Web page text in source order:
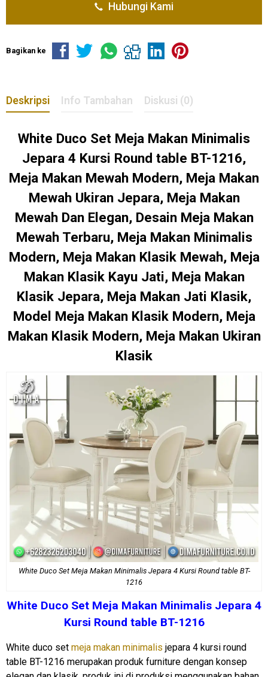
Hubungi Kami
Bagikan ke
Deskripsi Info Tambahan Diskusi (0)
White Duco Set Meja Makan Minimalis
Jepara 4 Kursi Round table BT-1216,
Meja Makan Mewah Modern, Meja Makan
Mewah Ukiran Jepara, Meja Makan
Mewah Dan Elegan, Desain Meja Makan
Mewah Terbaru, Meja Makan Minimalis
Modern, Meja Makan Klasik Mewah, Meja
Makan Klasik Kayu Jati, Meja Makan
Klasik Jepara, Meja Makan Jati Klasik,
Model Meja Makan Klasik Modern, Meja
Makan Klasik Modern, Meja Makan Ukiran
Klasik
White Duco Set Meja Makan Minimalis Jepara 4 Kursi Round table BT-
1216
White Duco Set Meja Makan Minimalis Jepara 4
Kursi Round table BT-1216
White duco set meja makan minimalis jepara 4 kursi round
table BT-1216 merupakan produk furniture dengan konsep